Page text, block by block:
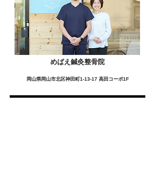
めばえ鍼灸整骨院
岡山県岡山市北区神田町1-13-17 高田コーポ1F